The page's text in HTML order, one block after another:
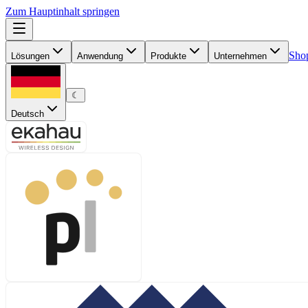
Zum Hauptinhalt springen
Lösungen Anwendung Produkte Unternehmen
Deutsch
☾